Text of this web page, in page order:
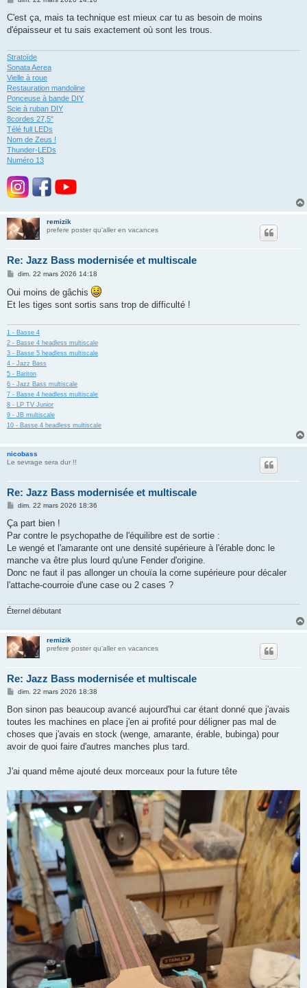
s
a
C'est ça, mais ta technique est mieux car tu as besoin de moins
d'épaisseur et tu sais exactement où sont les trous.
Stratoïde
Sonata Aerea
Vielle à roue
Restauration mandoline
Ponceuse à bande DIY
Scie à ruban DIY
8cordes 27,5"
Télé full LEDs
Nom de Zeus !
Thunder-LEDs
Numéro 13
remizik
prefere poster qu'aller en vacances
Re: Jazz Bass modernisée et multiscale
M
s
s
a
dim. 22 mars 2026 14:18
Oui moins de gâchis
Et les tiges sont sortis sans trop de difficulté !
1 - Basse 4
2 - Basse 4 headless multiscale
3 - Basse 5 headless multiscale
4 - Jazz Bass
5 - Bariton
6 - Jazz Bass multiscale
7 - Basse 4 headless multiscale
8 - LP TV Junior
9 - JB multiscale
10 - Basse 4 headless multiscale
nicobass
Le sevrage sera dur !!
Re: Jazz Bass modernisée et multiscale
M
s
a
g
dim. 22 mars 2026 18:36
Ça part bien !
Par contre le psychopathe de l'équilibre est de sortie :
Le wengé et l'amarante ont une densité supérieure à l'érable donc le
manche va être plus lourd qu'une Fender d'origine.
Donc ne faut il pas allonger un chouïa la corne supérieure pour décaler
l'attache-courroie d'une case ou 2 cases ?
Éternel débutant
remizik
prefere poster qu'aller en vacances
Re: Jazz Bass modernisée et multiscale
M
s
a
g
dim. 22 mars 2026 18:38
Bon sinon pas beaucoup avancé aujourd'hui car étant donné que j'avais
toutes les machines en place j'en ai profité pour déligner pas mal de
choses que j'avais en stock (wenge, amarante, érable, bubinga) pour
avoir de quoi faire d'autres manches plus tard.
J'ai quand même ajouté deux morceaux pour la future tête